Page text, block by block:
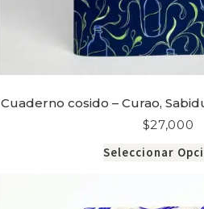
Cuaderno cosido – Curao,
$27,000
Seleccionar